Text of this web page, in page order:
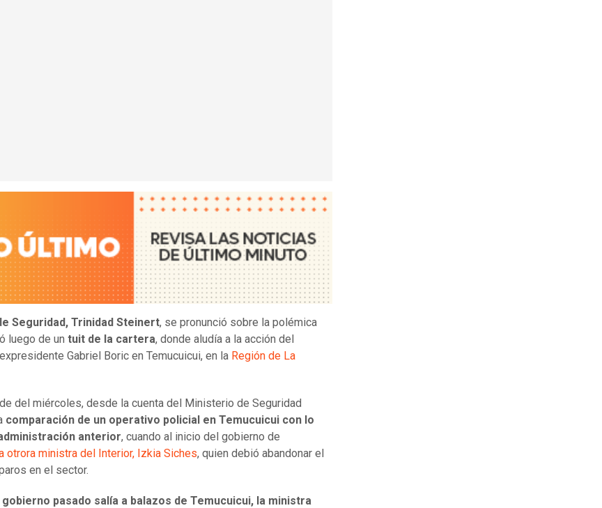
Seguridad, Trinidad Steinert, se pronunció sobre la polémica
luego de un tuit de la cartera, donde aludía a la acción del
Gabriel Boric en Temucuicui, en la Región de La
del miércoles, desde la cuenta del Ministerio de Seguridad
comparación de un operativo policial en Temucuicui con lo
anterior, cuando al inicio del gobierno de
otrora ministra del Interior, Izkia Siches, quien debió abandonar el
en el sector.
pasado salía a balazos de Temucuicui, la ministra